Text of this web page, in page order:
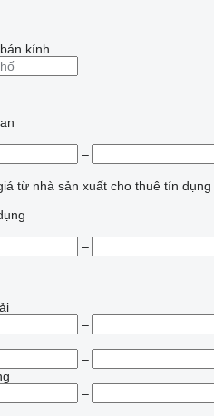
kính
–
từ nhà sản xuất cho thuê tín dụng
–
–
–
–